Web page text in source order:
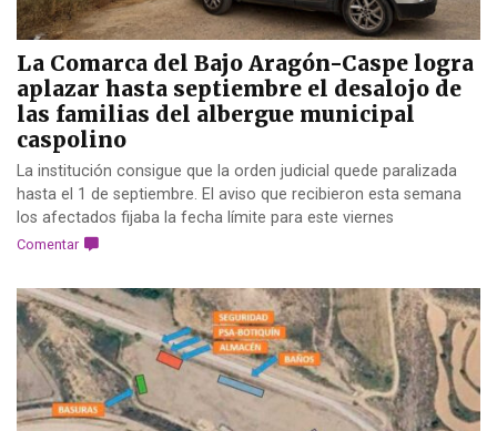
La Comarca del Bajo Aragón-Caspe logra
aplazar hasta septiembre el desalojo de
las familias del albergue municipal
caspolino
La institución consigue que la orden judicial quede paralizada
hasta el 1 de septiembre. El aviso que recibieron esta semana
los afectados fijaba la fecha límite para este viernes
Comentar